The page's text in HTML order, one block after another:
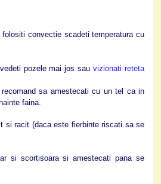
convectie scadeti temperatura cu
pozele mai jos sauvizionati reteta
sa amestecati cu un tel ca in
faina.
si racit (daca este fierbinte riscati sa se
si scortisoara si amestecati pana se